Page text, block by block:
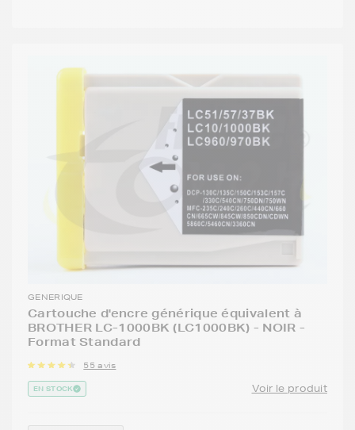
GENERIQUE
Cartouche d'encre générique équivalent à
BROTHER LC-1000BK (LC1000BK) - NOIR -
Format Standard
55 avis
EN STOCK Voir le produit